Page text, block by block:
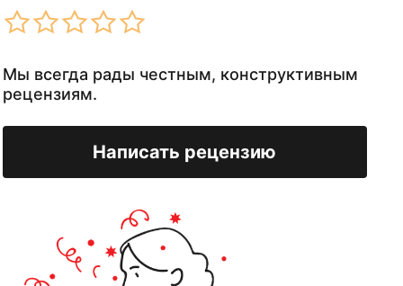
Мы всегда рады честным, конструктивным
рецензиям.
Написать рецензию